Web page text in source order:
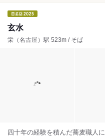
玄水
栄（名古屋）駅 523m / そば
四十年の経験を積んだ蕎麦職人